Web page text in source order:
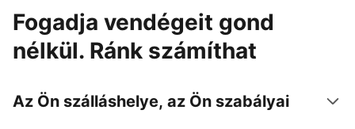
Fogadja vendégeit gond
nélkül. Ránk számíthat
Az Ön szálláshelye, az Ön szabályai